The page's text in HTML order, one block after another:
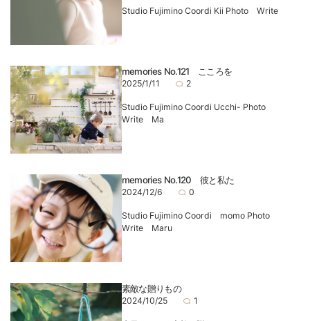
Studio Fujimino Coordi Kii Photo Write
memories No.121 こころを
2025/1/11 2
Studio Fujimino Coordi Ucchi- Photo
Write Ma
memories No.120 彼と私た
2024/12/6 0
Studio Fujimino Coordi momo Photo
Write Maru
素敵な贈りもの
2024/10/25 1